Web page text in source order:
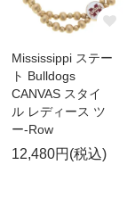
Mississippi ステー
ト Bulldogs
CANVAS スタイ
ル レディース ツ
ー-Row
12,480円(税込)